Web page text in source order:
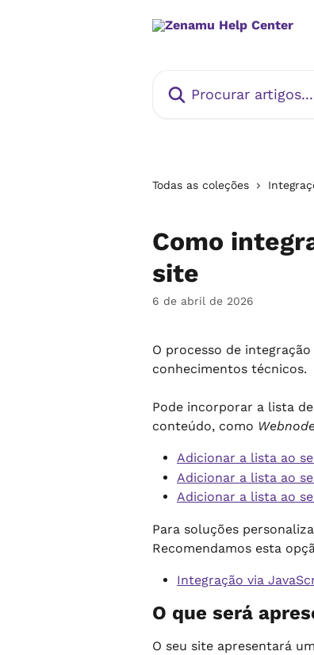
Todas as coleções
Como
site
6 de abril de 2026
O processo de
conhecimentos técnicos.
Pode incorporar a lista
conteúdo, como
Adicionar a lista ao
Adicionar a lista ao
Adicionar a lista ao
Para soluções
Recomendamos esta
Integração via
O que será
O seu site apresentará